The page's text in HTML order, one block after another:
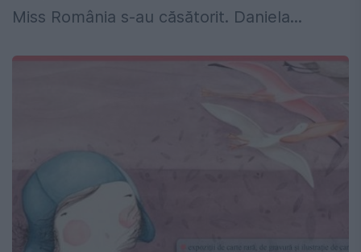
Miss România s-au căsătorit. Daniela...